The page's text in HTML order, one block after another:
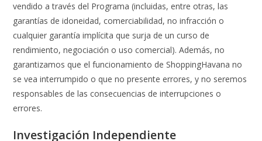
vendido a través del Programa (incluidas, entre otras, las
garantías de idoneidad, comerciabilidad, no infracción o
cualquier garantía implícita que surja de un curso de
rendimiento, negociación o uso comercial). Además, no
garantizamos que el funcionamiento de ShoppingHavana no
se vea interrumpido o que no presente errores, y no seremos
responsables de las consecuencias de interrupciones o
errores.
Investigación Independiente